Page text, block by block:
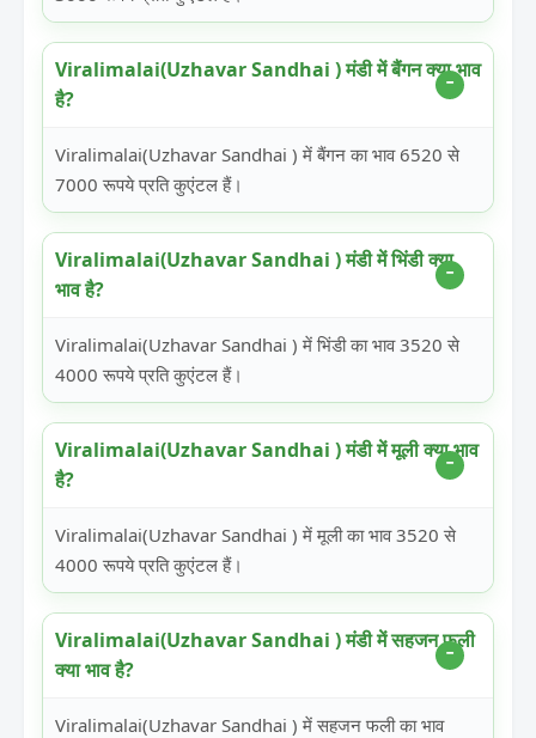
Viralimalai(Uzhavar Sandhai ) मंडी में बैंगन क्या भाव
है?
Viralimalai(Uzhavar Sandhai ) में बैंगन का भाव 6520 से
7000 रूपये प्रति कुएंटल हैं।
Viralimalai(Uzhavar Sandhai ) मंडी में भिंडी क्या
भाव है?
Viralimalai(Uzhavar Sandhai ) में भिंडी का भाव 3520 से
4000 रूपये प्रति कुएंटल हैं।
Viralimalai(Uzhavar Sandhai ) मंडी में मूली क्या भाव
है?
Viralimalai(Uzhavar Sandhai ) में मूली का भाव 3520 से
4000 रूपये प्रति कुएंटल हैं।
Viralimalai(Uzhavar Sandhai ) मंडी में सहजन फली
क्या भाव है?
Viralimalai(Uzhavar Sandhai ) में सहजन फली का भाव